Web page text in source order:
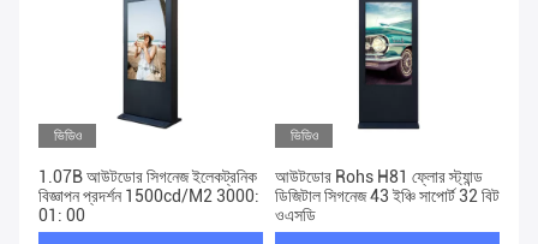
ভিডিও
1.07B আউটডোর সিগনেজ ইলেকট্রনিক
বিজ্ঞাপন প্রদর্শন 1500cd/M2 3000:
01: 00
ভিডিও
আউটডোর Rohs H81 ফ্লোর স্ট্যান্ড
ডিজিটাল সিগনেজ 43 ইঞ্চি সাপোর্ট 32 বিট
ওএসডি